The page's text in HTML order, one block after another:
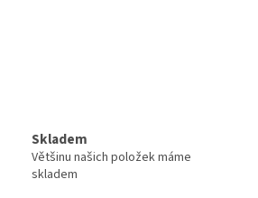
Skladem
Většinu našich položek máme
skladem